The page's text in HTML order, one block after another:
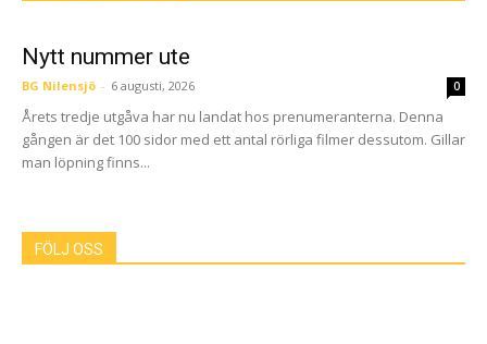
Nytt nummer ute
BG Nilensjö - 6 augusti, 2026 0
Årets tredje utgåva har nu landat hos prenumeranterna. Denna
gången är det 100 sidor med ett antal rörliga filmer dessutom. Gillar
man löpning finns...
FÖLJ OSS